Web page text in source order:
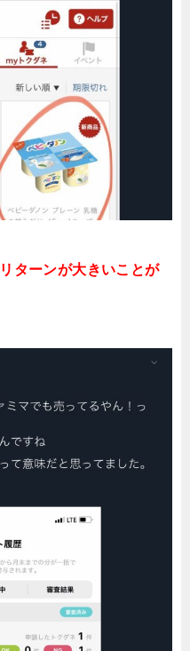
リターンが大きいことが